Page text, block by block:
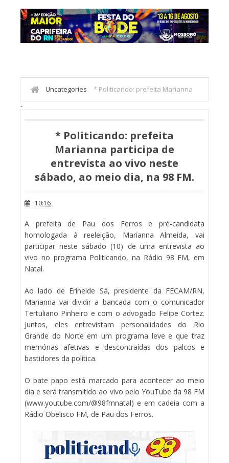
Uncategories * Politicando: prefeita Marianna
participa de entrevista ao vivo neste sábado, ao meio dia,
-
* Politicando: prefeita
Marianna participa de
entrevista ao vivo neste
sábado, ao meio dia, na 98 FM.
10:16
A prefeita de Pau dos Ferros e pré-candidata
homologada à reeleição, Marianna Almeida, vai
participar neste sábado (10) de uma entrevista ao
vivo no programa Politicando, na Rádio 98 FM, em
Natal.
Ao lado de Erineide Sá, presidente da FECAM/RN,
Marianna vai dividir a bancada com o comunicador
Tertuliano Pinheiro e com o advogado Felipe Cortez.
Juntos, eles entrevistam personalidades do Rio
Grande do Norte em um programa leve e que traz
memórias afetivas e descontraídas dos palcos e
bastidores da política.
O bate papo está marcado para acontecer ao meio
dia e será transmitido ao vivo pelo YouTube da 98 FM
(www.youtube.com/@98fmnatal) e em cadeia com a
Rádio Obelisco FM, de Pau dos Ferros.